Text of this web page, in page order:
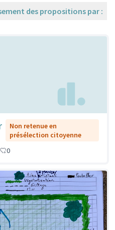
des propositions par :
Non retenue en
présélection citoyenne
0